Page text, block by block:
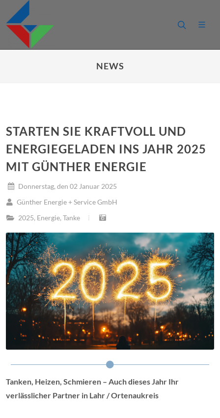
NEWS
STARTEN SIE KRAFTVOLL UND
ENERGIEGELADEN INS JAHR 2025
MIT GÜNTHER ENERGIE
Donnerstag, den 02 Januar 2025
Günther Energie + Service GmbH
2025, Energie, Tanke
Tanken, Heizen, Schmieren – Auch dieses Jahr Ihr
verlässlicher Partner in Lahr / Ortenaukreis